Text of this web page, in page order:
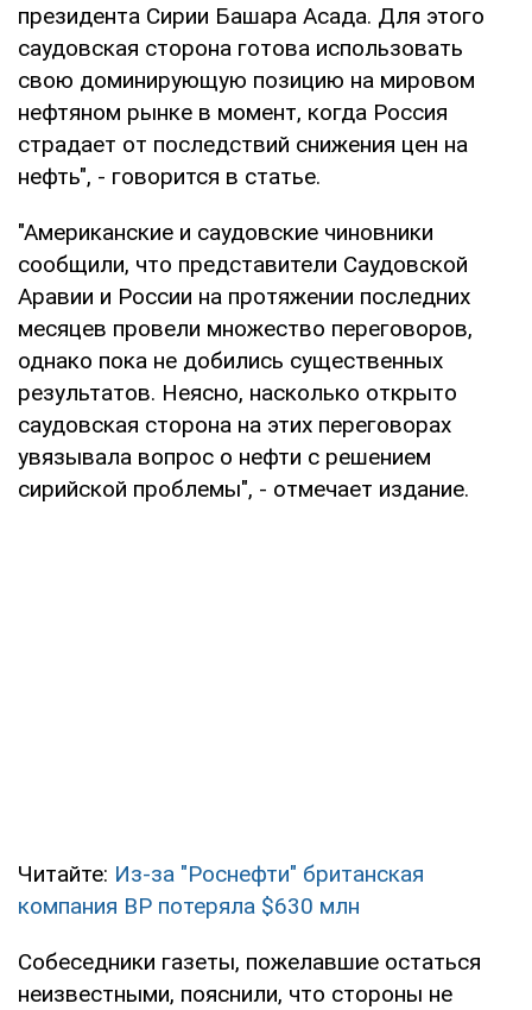
президента Сирии Башара Асада. Для этого
саудовская сторона готова использовать
свою доминирующую позицию на мировом
нефтяном рынке в момент, когда Россия
страдает от последствий снижения цен на
нефть", - говорится в статье.
"Американские и саудовские чиновники
сообщили, что представители Саудовской
Аравии и России на протяжении последних
месяцев провели множество переговоров,
однако пока не добились существенных
результатов. Неясно, насколько открыто
саудовская сторона на этих переговорах
увязывала вопрос о нефти с решением
сирийской проблемы", - отмечает издание.
Читайте: Из-за "Роснефти" британская
компания BP потеряла $630 млн
Собеседники газеты, пожелавшие остаться
неизвестными, пояснили, что стороны не